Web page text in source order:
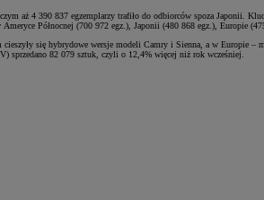
aż 4 390 837 egzemplarzy trafiło do odbiorców spoza Japonii.
Północnej (700 972 egz.), Japonii (480 868 egz.), Europie
się hybrydowe wersje modeli Camry i Sienna, a w Europie
sprzedano 82 079 sztuk, czyli o 12,4% więcej niż rok wcześniej.